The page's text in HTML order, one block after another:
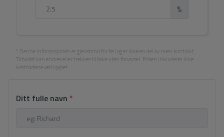
%
* Denne informasjonen er gjenstand for feil og er ikke en del av noen kontrakt.
Tilbudet kan endres eller trekkes tilbake uten forvarsel. Prisen inkluderer ikke
kostnadene ved kjøpet.
Ditt fulle navn *